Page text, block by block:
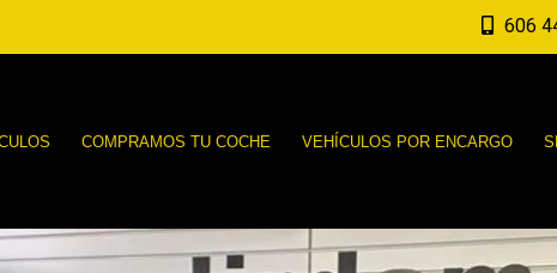
606
COMPRAMOS TU COCHE VEHÍCULOS POR ENCARGO